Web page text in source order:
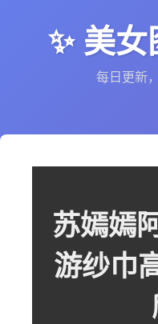
✨ 美女
每日更新
苏嫣嫣
游纱巾